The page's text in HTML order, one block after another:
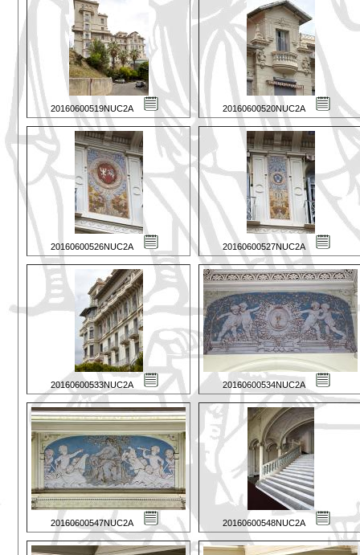
20160600519NUC2A 20160600520NUC2A
20160600526NUC2A 20160600527NUC2A
20160600533NUC2A 20160600534NUC2A
20160600547NUC2A 20160600548NUC2A